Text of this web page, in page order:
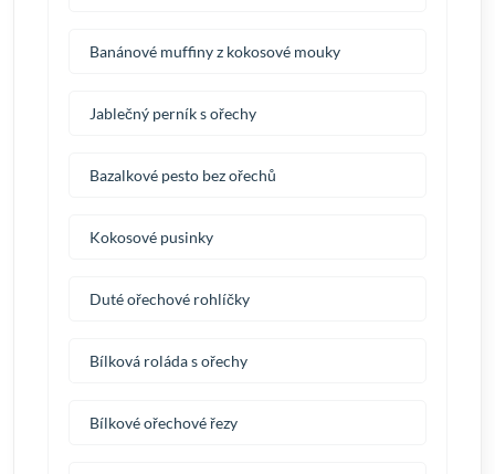
Banánové muffiny z kokosové mouky
Jablečný perník s ořechy
Bazalkové pesto bez ořechů
Kokosové pusinky
Duté ořechové rohlíčky
Bílková roláda s ořechy
Bílkové ořechové řezy